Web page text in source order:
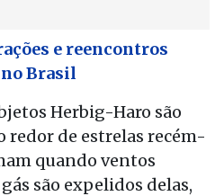
e reencontros
Brasil
Herbig-Haro são
redor de estrelas recém-
quando ventos
são expelidos delas,